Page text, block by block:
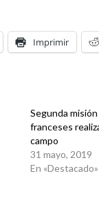
Imprimir
Segunda
franceses
campo
31 mayo, 2019
En «Destacado»